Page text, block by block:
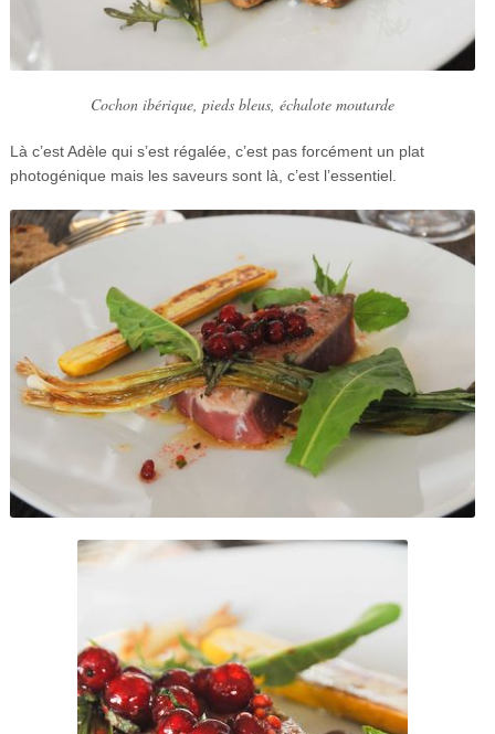
Cochon ibérique, pieds bleus, échalote moutarde
Là c’est Adèle qui s’est régalée, c’est pas forcément un plat
photogénique mais les saveurs sont là, c’est l’essentiel.